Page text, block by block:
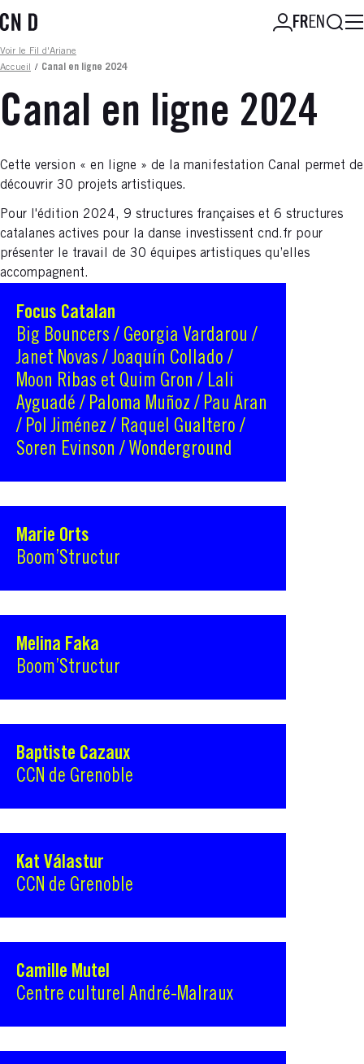
au
principal
FREN
Fil d'ariane
Voir le Fil d'Ariane
Accueil
/ Canal en ligne 2024
Canal en ligne 2024
Cette version « en ligne » de la manifestation Canal permet de
découvrir 30 projets artistiques.
Pour l'édition 2024, 9 structures françaises et 6 structures
catalanes actives pour la danse investissent cnd.fr pour
présenter le travail de 30 équipes artistiques qu’elles
accompagnent.
Focus Catalan
Big Bouncers / Georgia Vardarou /
Janet Novas / Joaquín Collado /
Moon Ribas et Quim Gron / Lali
Ayguadé / Paloma Muñoz / Pau Aran
/ Pol Jiménez / Raquel Gualtero /
Soren Evinson / Wonderground
Marie Orts
Boom’Structur
Melina Faka
Boom’Structur
Baptiste Cazaux
CCN de Grenoble
Kat Válastur
CCN de Grenoble
Camille Mutel
Centre culturel André-Malraux